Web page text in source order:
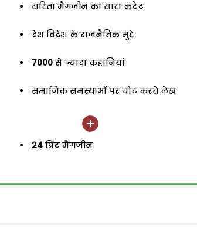
सरिता मैगजीन का सारा कंटेंट
देश विदेश के राजनैतिक मुद्दे
7000 से ज्यादा कहानियां
समाजिक समस्याओं पर चोट करते लेख
24 प्रिंट मैगजीन